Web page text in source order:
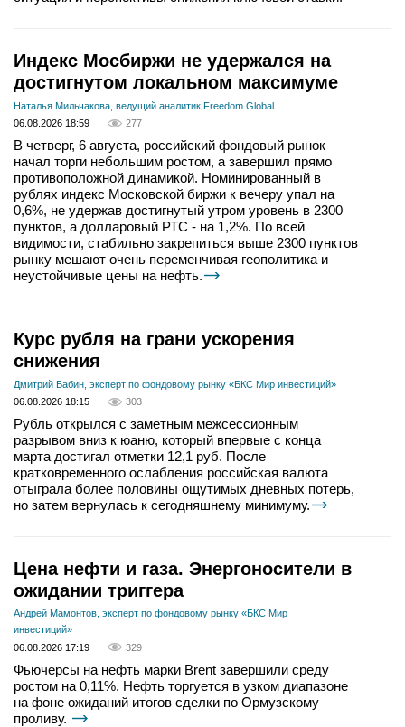
Индекс Мосбиржи не удержался на
достигнутом локальном максимуме
Наталья Мильчакова, ведущий аналитик Freedom Global
06.08.2026 18:59
277
В четверг, 6 августа, российский фондовый рынок
начал торги небольшим ростом, а завершил прямо
противоположной динамикой. Номинированный в
рублях индекс Московской биржи к вечеру упал на
0,6%, не удержав достигнутый утром уровень в 2300
пунктов, а долларовый РТС - на 1,2%. По всей
видимости, стабильно закрепиться выше 2300 пунктов
рынку мешают очень переменчивая геополитика и
неустойчивые цены на нефть.
Курс рубля на грани ускорения
снижения
Дмитрий Бабин, эксперт по фондовому рынку «БКС Мир инвестиций»
06.08.2026 18:15
303
Рубль открылся с заметным межсессионным
разрывом вниз к юаню, который впервые с конца
марта достигал отметки 12,1 руб. После
кратковременного ослабления российская валюта
отыграла более половины ощутимых дневных потерь,
но затем вернулась к сегодняшнему минимуму.
Цена нефти и газа. Энергоносители в
ожидании триггера
Андрей Мамонтов, эксперт по фондовому рынку «БКС Мир
инвестиций»
06.08.2026 17:19
329
Фьючерсы на нефть марки Brent завершили среду
ростом на 0,11%. Нефть торгуется в узком диапазоне
на фоне ожиданий итогов сделки по Ормузскому
проливу.